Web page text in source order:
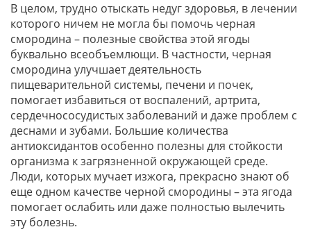
В целом, трудно отыскать недуг здоровья, в лечении
которого ничем не могла бы помочь черная
смородина – полезные свойства этой ягоды
буквально всеобъемлющи. В частности, черная
смородина улучшает деятельность
пищеварительной системы, печени и почек,
помогает избавиться от воспалений, артрита,
сердечнососудистых заболеваний и даже проблем с
деснами и зубами. Большие количества
антиоксидантов особенно полезны для стойкости
организма к загрязненной окружающей среде.
Люди, которых мучает изжога, прекрасно знают об
еще одном качестве черной смородины – эта ягода
помогает ослабить или даже полностью вылечить
эту болезнь.